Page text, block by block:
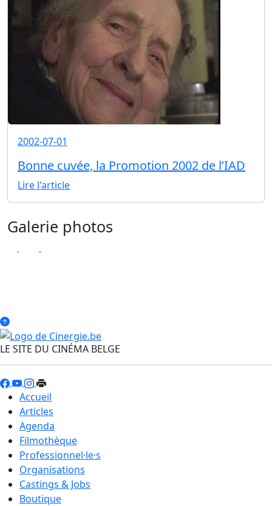
2002-07-01
Bonne cuvée, la Promotion 2002 de l’IAD
Lire l'article
Galerie photos
LE SITE DU CINÉMA BELGE
Accueil
Articles
Agenda
Filmothèque
Professionnel·le·s
Organisations
Castings & Jobs
Boutique